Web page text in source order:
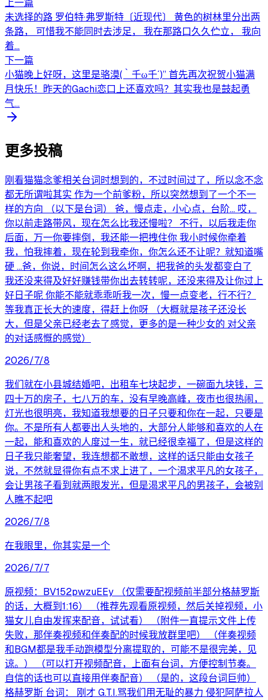
上一篇
未选择的路 罗伯特·弗罗斯特〔近现代〕 黄色的树林里分出两
条路， 可惜我不能同时去涉足， 我在那路口久久伫立， 我向
着...
下一篇
小猫晚上好呀，这里是骆漠(｀千ω千´)” 首先再次祝贺小猫满
月快乐！昨天的Gachi恋口上还喜欢吗？其实我也是鼓起勇
气...
更多投稿
刚看猫猫念爹相关台词时想到的，不过时间过了，所以念不念
都无所谓啦其实 作为一个前爹粉，所以突然想到了一个不一
样的方向 （以下是台词） 爸，慢点走，小心点，台阶... 哎，
你以前走路带风，现在怎么比我还慢啦？ 不行，以后我走你
后面，万一你要摔倒，我还能一把拽住你 我小时候你牵着
我，怕我摔着，现在轮到我牵你，你怎么还不让呢？就知道嘴
硬 ...爸，你说，时间怎么这么坏啊，把我爸的头发都变白了
我还没来得及好好赚钱带你出去转转呢，还没来得及让你过上
好日子呢 你能不能就乖乖听我一次，慢一点变老，行不行？
等我真正长大的速度，得赶上你呀 （大概就是孩子还没长
大，但是父亲已经老去了感觉，更多的是一种少女的 对父亲
的对话感慨的感觉）
2026/7/8
我们就在小县城结婚吧，出租车七块起步，一碗面九块钱，三
四十万的房子，七八万的车，没有早晚高峰，夜市也很热闹，
灯光也很明亮，我知道我想要的日子只要和你在一起，只要是
你。不是所有人都要出人头地的，大部分人能够和喜欢的人在
一起，能和喜欢的人度过一生，就已经很幸福了，但是这样的
日子我只能奢望，我连想都不敢想，这样的话只能由女孩子
说，不然就显得你有点不求上进了，一个渴求平凡的女孩子，
会让男孩子看到就两眼发光，但是渴求平凡的男孩子，会被别
人瞧不起吧
2026/7/8
在我眼里，你其实是一个
2026/7/7
原视频：BV152pwzuEEy （仅需要配视频前半部分格赫罗斯
的话，大概到1:16） （推荐先观看原视频，然后关掉视频，小
猫女儿自由发挥来配音，试试看） （附件一直提示文件上传
失败，那伴奏视频和伴奏配的时候我放群里吧） （伴奏视频
和BGM都是我手动跑模型分离提取的，可能不是很完美，见
谅。） （可以打开视频配音，上面有台词，方便控制节奏。
自信的话也可以直接用伴奏配音） （是的，这段台词巨帅）
格赫罗斯 台词： 刚才 G.T.I.骂我们用无耻的暴力 侵犯阿萨拉人